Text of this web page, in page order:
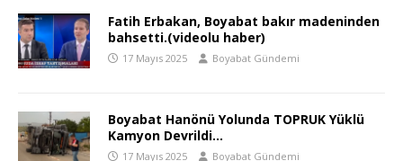
Fatih Erbakan, Boyabat bakır madeninden
bahsetti.(videolu haber)
17 Mayıs 2025 Boyabat Gündemi
Boyabat Hanönü Yolunda TOPRUK Yüklü
Kamyon Devrildi…
17 Mayıs 2025 Boyabat Gündemi